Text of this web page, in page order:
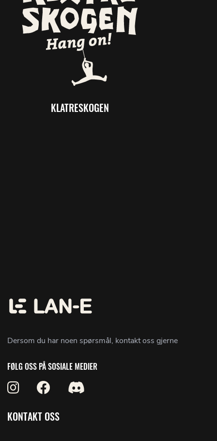
KLATRESKOGEN
Dersom du har noen spørsmål, kontakt oss gjerne
FØLG OSS PÅ SOSIALE MEDIER
KONTAKT OSS